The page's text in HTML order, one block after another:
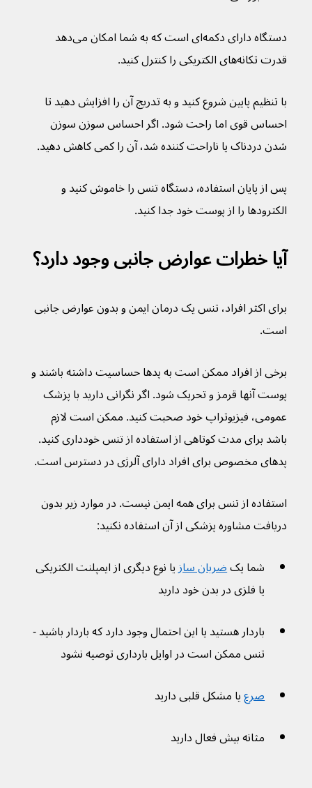
دستگاه دارای دکمه‌ای است که به شما امکان می‌دهد
قدرت تکانه‌های الکتریکی را کنترل کنید.
با تنظیم پایین شروع کنید و به تدریج آن را افزایش دهید تا
احساس قوی اما راحت شود. اگر احساس سوزن سوزن
شدن دردناک یا ناراحت کننده شد، آن را کمی کاهش دهید.
پس از پایان استفاده٬ دستگاه تنس را خاموش کنید و
الکترودها را از پوست خود جدا کنید.
آیا خطرات عوارض جانبی وجود دارد؟
برای اکثر افراد، تنس یک درمان ایمن و بدون عوارض جانبی
است.
برخی از افراد ممکن است به پدها حساسیت داشته باشند و
پوست آنها قرمز و تحریک شود. اگر نگرانی دارید با پزشک
عمومی، فیزیوتراپ خود صحبت کنید. ممکن است لازم
باشد برای مدت کوتاهی از استفاده از تنس خودداری کنید.
پدهای مخصوص برای افراد دارای آلرژی در دسترس است.
استفاده از تنس برای همه ایمن نیست. در موارد زیر بدون
دریافت مشاوره پزشکی از آن استفاده نکنید:
شما یک ضربان ساز یا نوع دیگری از ایمپلنت الکتریکی
یا فلزی در بدن خود دارید
باردار هستید یا این احتمال وجود دارد که باردار باشید -
تنس ممکن است در اوایل بارداری توصیه نشود
صرع یا مشکل قلبی دارید
مثانه بیش فعال دارید